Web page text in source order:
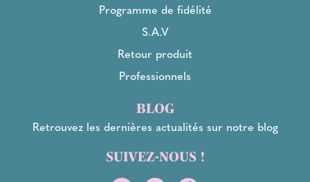
Programme de fidélité
S.A.V
Retour produit
Professionnels
BLOG
Retrouvez les dernières actualités sur notre blog
SUIVEZ-NOUS !